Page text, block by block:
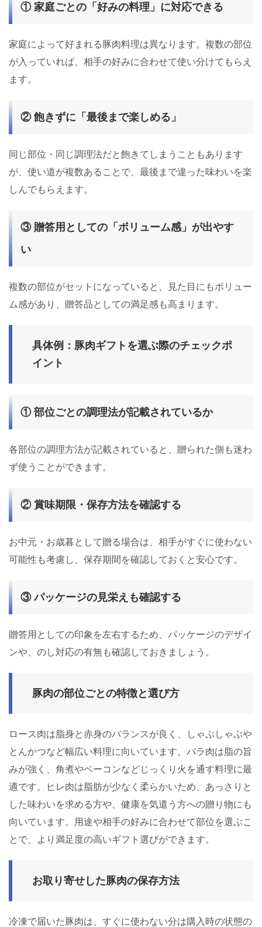
① 家庭ごとの「好みの料理」に対応できる
家庭によって好まれる豚肉料理は異なります。複数の部位
が入っていれば、相手の好みに合わせて使い分けてもらえ
ます。
② 飽きずに「最後まで楽しめる」
同じ部位・同じ調理法だと飽きてしまうこともあります
が、使い道が複数あることで、最後まで違った味わいを楽
しんでもらえます。
③ 贈答用としての「ボリューム感」が出やす
い
複数の部位がセットになっていると、見た目にもボリュー
ム感があり、贈答品としての満足感も高まります。
具体例：豚肉ギフトを選ぶ際のチェックポ
イント
① 部位ごとの調理法が記載されているか
各部位の調理方法が記載されていると、贈られた側も迷わ
ず使うことができます。
② 賞味期限・保存方法を確認する
お中元・お歳暮として贈る場合は、相手がすぐに使わない
可能性も考慮し、保存期間を確認しておくと安心です。
③ パッケージの見栄えも確認する
贈答用としての印象を左右するため、パッケージのデザイ
ンや、のし対応の有無も確認しておきましょう。
豚肉の部位ごとの特徴と選び方
ロース肉は脂身と赤身のバランスが良く、しゃぶしゃぶや
とんかつなど幅広い料理に向いています。バラ肉は脂の旨
みが強く、角煮やベーコンなどじっくり火を通す料理に最
適です。ヒレ肉は脂肪が少なく柔らかいため、あっさりと
した味わいを求める方や、健康を気遣う方への贈り物にも
向いています。用途や相手の好みに合わせて部位を選ぶこ
とで、より満足度の高いギフト選びができます。
お取り寄せした豚肉の保存方法
冷凍で届いた豚肉は、すぐに使わない分は購入時の状態の